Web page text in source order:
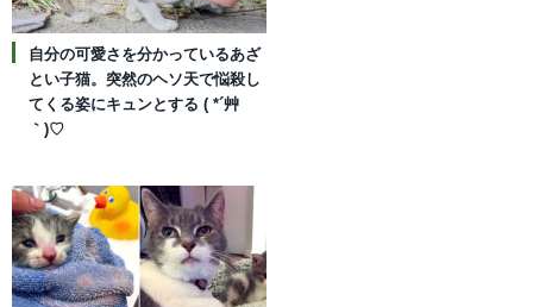
自分の可愛さを分かっているあざ
とい子猫。突然のヘソ天で悩殺し
てくる姿にキュンとする ( *´艸
｀)♡